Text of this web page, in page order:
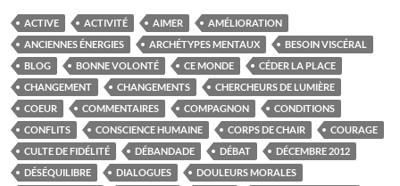
ACTIVE ACTIVITÉ AIMER
AMÉLIORATION
ANCIENNES ÉNERGIES
ARCHÉTYPES MENTAUX
BESOIN VISCÉRAL
BLOG
BONNE VOLONTÉ CE MONDE
CÉDER LA PLACE
CHANGEMENT
CHANGEMENTS
CHERCHEURS DE LUMIÈRE
COEUR
COMMENTAIRES COMPAGNON
CONDITIONS
CONFLITS
CONSCIENCE HUMAINE CORPS DE CHAIR
COURAGE
CULTE DE FIDÉLITÉ
DÉBANDADE DÉBAT
DÉCEMBRE 2012
DÉSÉQUILIBRE
DIALOGUES
DOULEURS MORALES